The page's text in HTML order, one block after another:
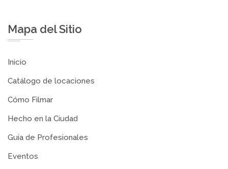
Mapa del Sitio
Inicio
Catálogo de locaciones
Cómo Filmar
Hecho en la Ciudad
Guía de Profesionales
Eventos